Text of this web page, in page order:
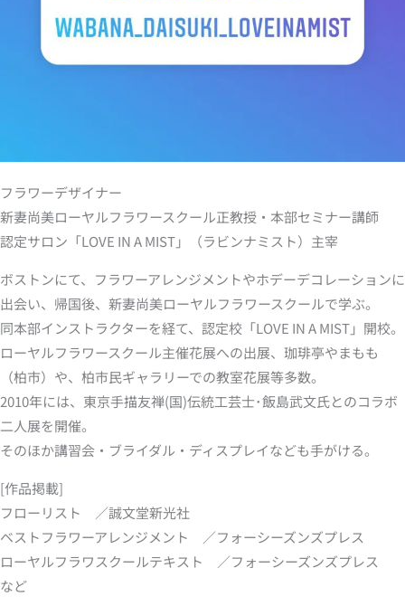
フラワーデザイナー
新妻尚美ローヤルフラワースクール正教授・本部セミナー講師
認定サロン「LOVE IN A MIST」（ラビンナミスト）主宰
ボストンにて、フラワーアレンジメントやホデーデコレーションに
出会い、帰国後、新妻尚美ローヤルフラワースクールで学ぶ。
同本部インストラクターを経て、認定校「LOVE IN A MIST」開校。
ローヤルフラワースクール主催花展への出展、珈琲亭やまもも
（柏市）や、柏市民ギャラリーでの教室花展等多数。
2010年には、東京手描友禅(国)伝統工芸士･飯島武文氏とのコラボ
二人展を開催。
そのほか講習会・ブライダル・ディスプレイなども手がける。
[作品掲載]
フローリスト ／誠文堂新光社
ベストフラワーアレンジメント ／フォーシーズンズプレス
ローヤルフラワスクールテキスト ／フォーシーズンズプレス
など